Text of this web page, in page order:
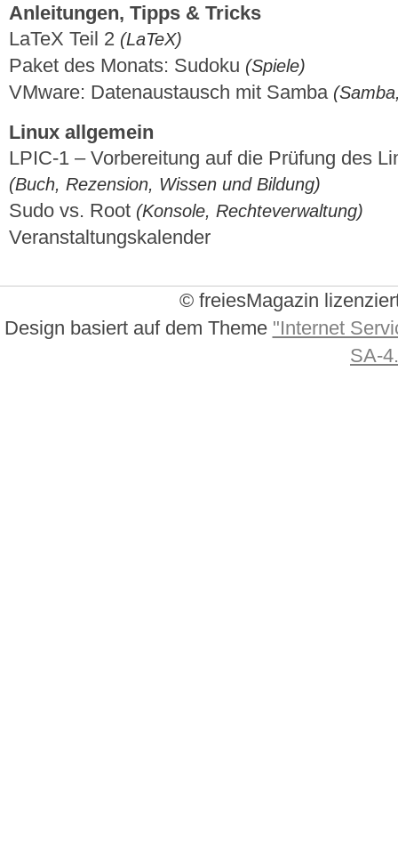
Anleitungen, Tipps & Tricks
LaTeX Teil 2 (LaTeX)
Paket des Monats: Sudoku (Spiele)
VMware: Datenaustausch mit Samba
Linux allgemein
LPIC-1 – Vorbereitung auf die Prüfung des
(Buch, Rezension, Wissen und Bildung)
Sudo vs. Root (Konsole, Rechteverwaltung)
Veranstaltungskalender
© freiesMagazin
Design basiert auf dem Theme "Internet
SA-